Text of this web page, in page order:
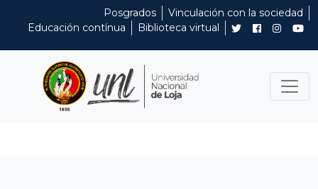
Posgrados
Vinculación con la sociedad
Educación contínua
Biblioteca virtual